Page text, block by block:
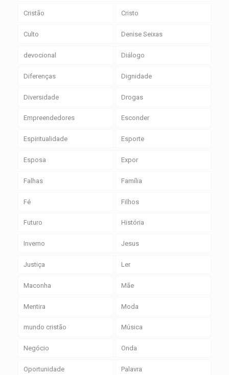
Cristão Cristo
Culto Denise Seixas
devocional Diálogo
Diferenças Dignidade
Diversidade Drogas
Empreendedores Esconder
Espiritualidade Esporte
Esposa Expor
Falhas Família
Fé Filhos
Futuro História
Inverno Jesus
Justiça Ler
Maconha Mãe
Mentira Moda
mundo cristão Música
Negócio Onda
Oportunidade Palavra